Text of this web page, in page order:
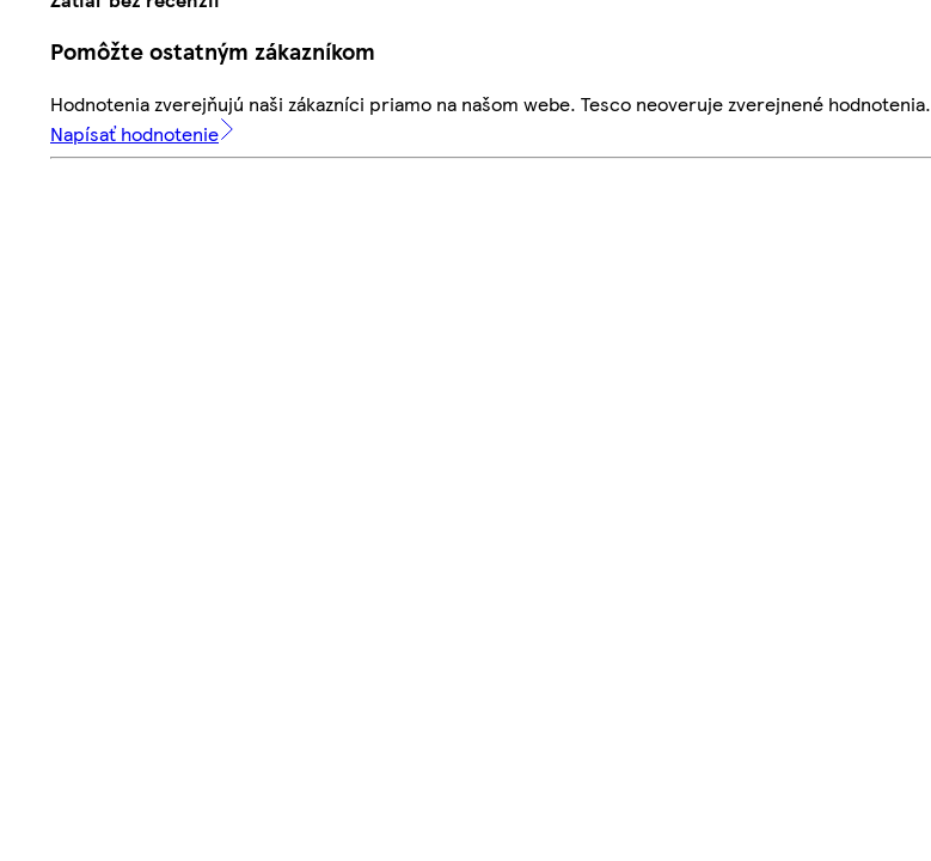
Pomôžte ostatným zákazníkom
Hodnotenia zverejňujú naši zákazníci priamo na našom webe. Tesco neoveruje zverejnené hodnotenia.
Napísať hodnotenie